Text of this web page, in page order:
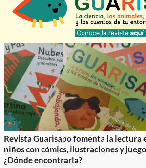
Revista Guarisapo fomenta la lectura
niños con cómics, ilustraciones y
¿Dónde encontrarla?